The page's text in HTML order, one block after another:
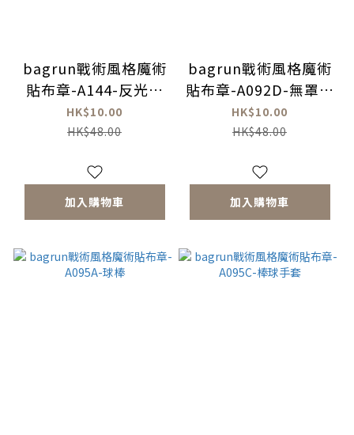
bagrun戰術風格魔術
貼布章-A144-反光提
醒標示
HK$10.00
HK$48.00
加入購物車
bagrun戰術風格魔術
貼布章-A092D-無罩勿
近
HK$10.00
HK$48.00
加入購物車